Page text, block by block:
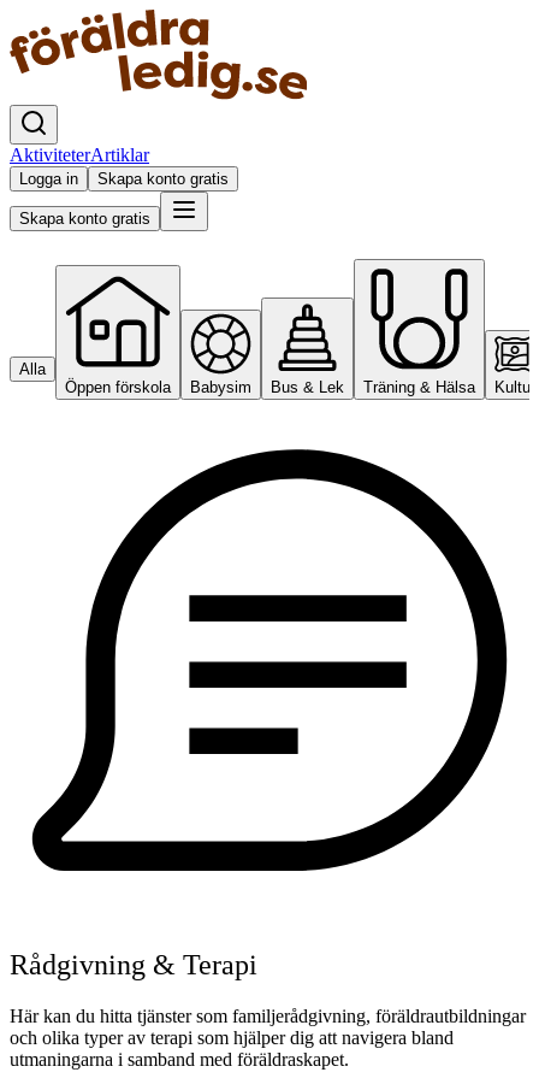
AktiviteterArtiklar
Logga in Skapa konto gratis
Skapa konto gratis
Alla
Öppen förskola
Babysim Bus & Lek Träning & Hälsa Kultur
Rådgivning & Terapi
Här kan du hitta tjänster som familjerådgivning, föräldrautbildningar
och olika typer av terapi som hjälper dig att navigera bland
utmaningarna i samband med föräldraskapet.